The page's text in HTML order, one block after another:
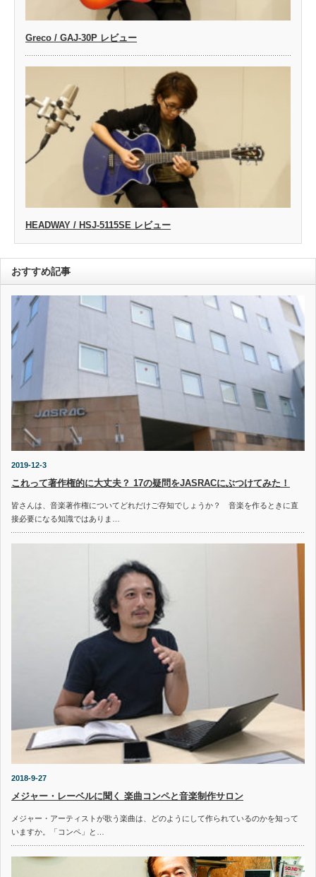
Greco / GAJ-30P レビュー
HEADWAY / HSJ-5115SE レビュー
おすすめ記事
2019-12-3
これって著作権的に大丈夫？ 17の疑問をJASRACにぶつけてみた！
皆さんは、音楽著作権についてどれだけご存知でしょうか？ 音楽を作るときに直
接必要になる知識ではありま…
2018-9-27
メジャー・レーベルに聞く 楽曲コンペと音楽制作サロン
メジャー・アーティストが歌う楽曲は、どのようにして作られているのかを知って
いますか。「コンペ」と…